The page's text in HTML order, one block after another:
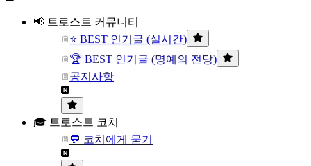
📢 트로스트 커뮤니티
⭐ BEST 인기글 (실시간)
🏆 BEST 인기글 (명예의 전당)
공지사항
🎓 트로스트 코치
💬 코치에게 묻기